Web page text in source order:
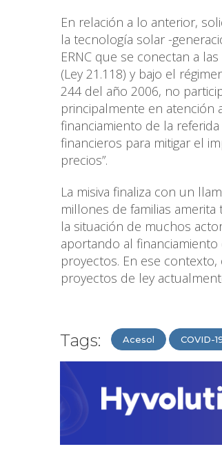
En relación a lo anterior,
la tecnología solar -
ERNC que se conectan a
(Ley 21.118) y bajo el
244 del año 2006, no
principalmente en atención
financiamiento de la
financieros para mitigar el
precios”.
La misiva finaliza con un
millones de familias
la situación de muchos
aportando al
proyectos. En ese
proyectos de ley
Tags: Acesol COVID-